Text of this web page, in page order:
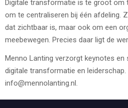
Digitale transformatie is te groot om
om te centraliseren bij één afdeling.
dat zichtbaar is, maar ook om een
meebewegen. Precies daar ligt de
Menno Lanting verzorgt keynotes en
digitale transformatie en
info@mennolanting.nl.